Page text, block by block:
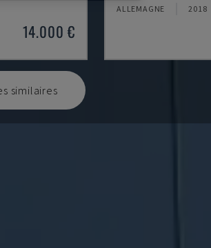
14.000 €
ALLEMAGNE 2018
similaires